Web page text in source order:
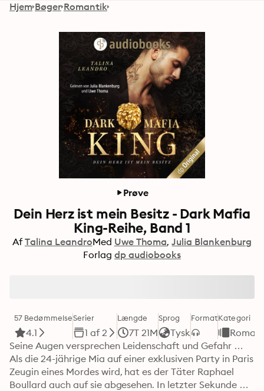
Hjem Bøger Romantik
Prøve
Dein Herz ist mein Besitz - Dark Mafia
King-Reihe, Band 1
Af Talina LeandroMed Uwe Thoma Julia Blankenburg
Forlag dp audiobooks
57 Bedømmelse
4.1
Serier
1 af 2
Længde
7T 21M
Sprog
Tysk
FormatKategori
Seine Augen versprechen Leidenschaft und Gefahr …
Als die 24-jährige Mia auf einer exklusiven Party in Paris
Zeugin eines Mordes wird, hat es der Täter Raphael
Boullard auch auf sie abgesehen. In letzter Sekunde